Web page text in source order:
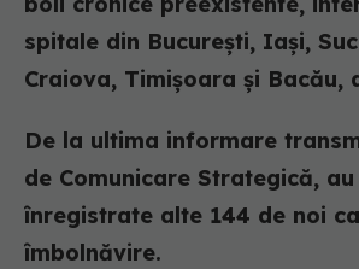
spitale din București, Iași,
Craiova, Timișoara și Bacău,
De la ultima informare
de Comunicare Strategică,
înregistrate alte 144 de noi
îmbolnăvire.